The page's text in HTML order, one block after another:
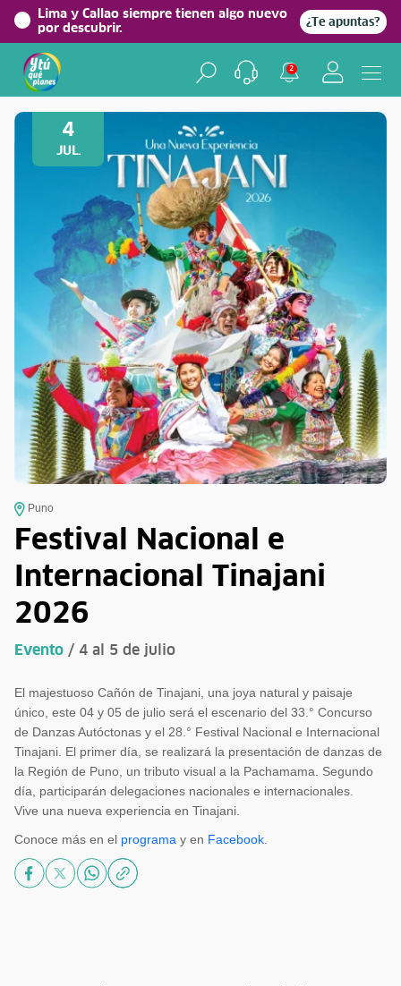
Lima y Callao siempre tienen algo nuevo
por descubrir.
¿Te apuntas?
2
Volver a Festividades
4
JUL.
Puno
Festival Nacional e
Internacional Tinajani
2026
Evento / 4 al 5 de julio
El majestuoso Cañón de Tinajani, una joya natural y paisaje
único, este 04 y 05 de julio será el escenario del 33.° Concurso
de Danzas Autóctonas y el 28.° Festival Nacional e Internacional
Tinajani. El primer día, se realizará la presentación de danzas de
la Región de Puno, un tributo visual a la Pachamama. Segundo
día, participarán delegaciones nacionales e internacionales.
Vive una nueva experiencia en Tinajani.
Conoce más en el programa y en Facebook